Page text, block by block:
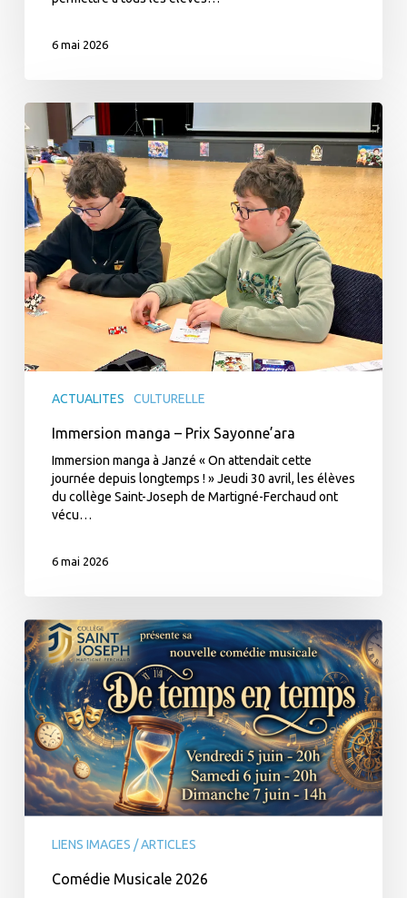
6 mai 2026
Immersion
manga
–
Prix
Sayonne’ara
ACTUALITES CULTURELLE
Immersion manga – Prix Sayonne’ara
Immersion manga à Janzé « On attendait cette
journée depuis longtemps ! » Jeudi 30 avril, les élèves
du collège Saint-Joseph de Martigné-Ferchaud ont
vécu…
6 mai 2026
Comédie
Musicale
2026
LIENS IMAGES / ARTICLES
Comédie Musicale 2026